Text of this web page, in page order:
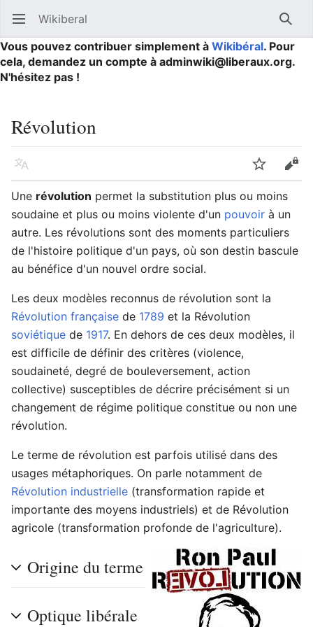
Ouvrir le menu principal Wikiberal
Vous pouvez contribuer simplement à Wikibéral. Pour
cela, demandez un compte à adminwiki@liberaux.org.
N'hésitez pas !
Révolution
Langue Suivre
Une révolution permet la substitution plus ou moins
soudaine et plus ou moins violente d'un pouvoir à un
autre. Les révolutions sont des moments particuliers
de l'histoire politique d'un pays, où son destin bascule
au bénéfice d'un nouvel ordre social.
Les deux modèles reconnus de révolution sont la
Révolution française de 1789 et la Révolution
soviétique de 1917. En dehors de ces deux modèles, il
est difficile de définir des critères (violence,
soudaineté, degré de bouleversement, action
collective) susceptibles de décrire précisément si un
changement de régime politique constitue ou non une
révolution.
Le terme de révolution est parfois utilisé dans des
usages métaphoriques. On parle notamment de
Révolution industrielle (transformation rapide et
importante des moyens industriels) et de Révolution
agricole (transformation profonde de l'agriculture).
Origine du terme
Optique libérale